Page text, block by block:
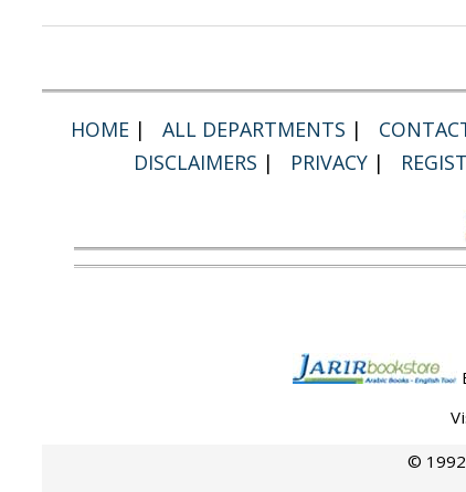
HOME | ALL DEPARTMENTS |
DISCLAIMERS | PRIVACY |
©